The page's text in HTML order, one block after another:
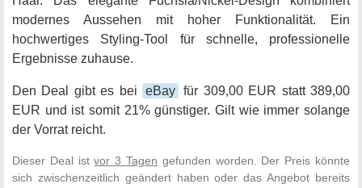
modernes Aussehen mit hoher Funktionalität. Ein
hochwertiges Styling-Tool für schnelle, professionelle
Ergebnisse zuhause.
Den Deal gibt es bei eBay für 309,00 EUR statt 389,00
EUR und ist somit 21% günstiger. Gilt wie immer solange
der Vorrat reicht.
Dieser Deal istvor 3 Tagen gefunden worden. Der Preis könnte
sich zwischenzeitlich geändert haben oder das Angebot bereits